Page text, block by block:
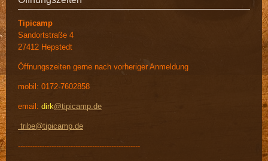
Tipicamp
Sandortstraße 4
27412 Hepstedt
Öffnungszeiten gerne nach vorheriger Anmeldung
mobil: 0172-7602858
email: dirk@tipicamp.de
tribe@tipicamp.de
---------------------------------------------------